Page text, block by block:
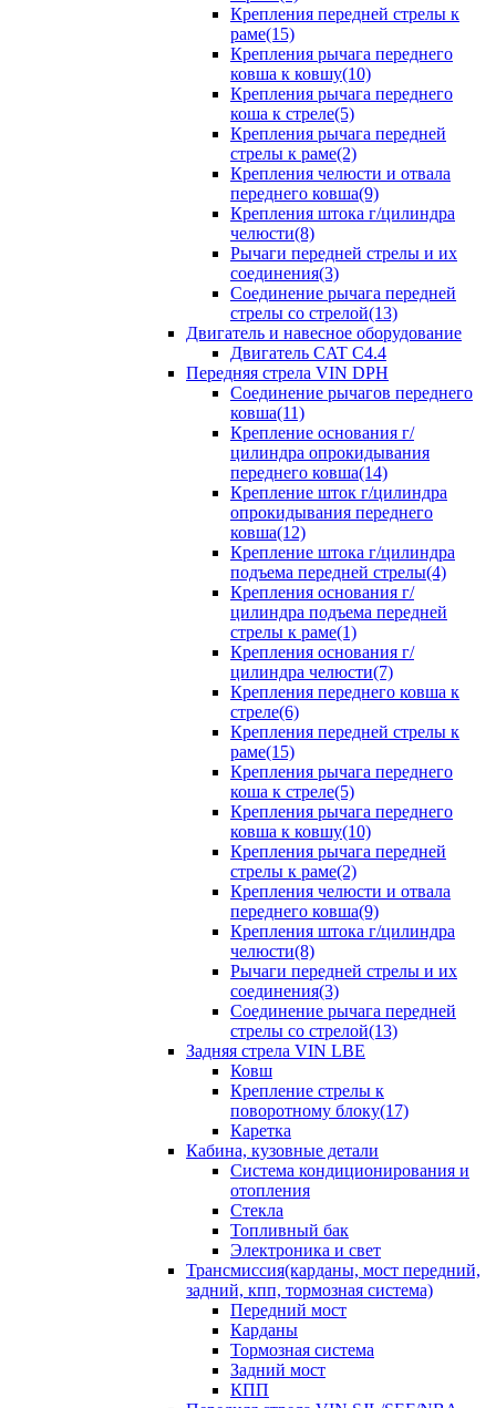
Крепления передней стрелы к
раме(15)
Крепления рычага переднего
ковша к ковшу(10)
Крепления рычага переднего
коша к стреле(5)
Крепления рычага передней
стрелы к раме(2)
Крепления челюсти и отвала
переднего ковша(9)
Крепления штока г/цилиндра
челюсти(8)
Рычаги передней стрелы и их
соединения(3)
Соединение рычага передней
стрелы со стрелой(13)
Двигатель и навесное оборудование
Двигатель CAT C4.4
Передняя стрела VIN DPH
Cоединение рычагов переднего
ковша(11)
Крепление основания г/
цилиндра опрокидывания
переднего ковша(14)
Крепление шток г/цилиндра
опрокидывания переднего
ковша(12)
Крепление штока г/цилиндра
подъема передней стрелы(4)
Крепления основания г/
цилиндра подъема передней
стрелы к раме(1)
Крепления основания г/
цилиндра челюсти(7)
Крепления переднего ковша к
стреле(6)
Крепления передней стрелы к
раме(15)
Крепления рычага переднего
коша к стреле(5)
Крепления рычага переднего
ковша к ковшу(10)
Крепления рычага передней
стрелы к раме(2)
Крепления челюсти и отвала
переднего ковша(9)
Крепления штока г/цилиндра
челюсти(8)
Рычаги передней стрелы и их
соединения(3)
Соединение рычага передней
стрелы со стрелой(13)
Задняя стрела VIN LBE
Ковш
Крепление стрелы к
поворотному блоку(17)
Каретка
Кабина, кузовные детали
Система кондиционирования и
отопления
Стекла
Топливный бак
Электроника и свет
Трансмиссия(карданы, мост передний,
задний, кпп, тормозная система)
Передний мост
Карданы
Тормозная система
Задний мост
КПП